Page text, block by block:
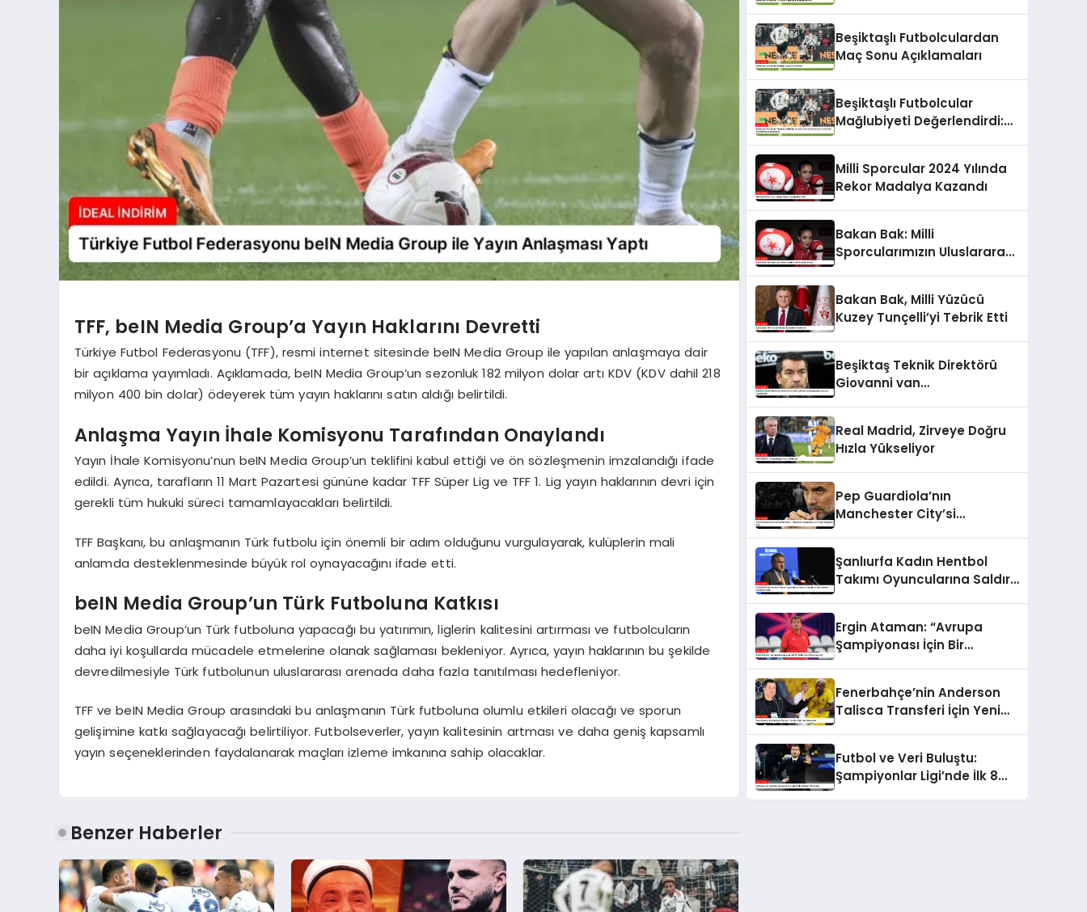
TFF, beIN Media Group’a Yayın Haklarını Devretti
Türkiye Futbol Federasyonu (TFF), resmi internet sitesinde beIN Media Group ile yapılan anlaşmaya dair
bir açıklama yayımladı. Açıklamada, beIN Media Group’un sezonluk 182 milyon dolar artı KDV (KDV dahil 218
milyon 400 bin dolar) ödeyerek tüm yayın haklarını satın aldığı belirtildi.
Anlaşma Yayın İhale Komisyonu Tarafından Onaylandı
Yayın İhale Komisyonu’nun beIN Media Group’un teklifini kabul ettiği ve ön sözleşmenin imzalandığı ifade
edildi. Ayrıca, tarafların 11 Mart Pazartesi gününe kadar TFF Süper Lig ve TFF 1. Lig yayın haklarının devri için
gerekli tüm hukuki süreci tamamlayacakları belirtildi.
TFF Başkanı, bu anlaşmanın Türk futbolu için önemli bir adım olduğunu vurgulayarak, kulüplerin mali
anlamda desteklenmesinde büyük rol oynayacağını ifade etti.
beIN Media Group’un Türk Futboluna Katkısı
beIN Media Group’un Türk futboluna yapacağı bu yatırımın, liglerin kalitesini artırması ve futbolcuların
daha iyi koşullarda mücadele etmelerine olanak sağlaması bekleniyor. Ayrıca, yayın haklarının bu şekilde
devredilmesiyle Türk futbolunun uluslararası arenada daha fazla tanıtılması hedefleniyor.
TFF ve beIN Media Group arasındaki bu anlaşmanın Türk futboluna olumlu etkileri olacağı ve sporun
gelişimine katkı sağlayacağı belirtiliyor. Futbolseverler, yayın kalitesinin artması ve daha geniş kapsamlı
yayın seçeneklerinden faydalanarak maçları izleme imkanına sahip olacaklar.
Benzer Haberler
Beşiktaşlı Futbolculardan
Maç Sonu Açıklamaları
Beşiktaşlı Futbolcular
Mağlubiyeti Değerlendirdi:
Açıklamalar
Milli Sporcular 2024 Yılında
Rekor Madalya Kazandı
Bakan Bak: Milli
Sporcularımızın Uluslararası
Bakan Bak, Milli Yüzücü
Kuzey Tunçelli’yi Tebrik Etti
Beşiktaş Teknik Direktörü
Giovanni van
Real Madrid, Zirveye Doğru
Hızla Yükseliyor
Pep Guardiola’nın
Manchester City’si
Şanlıurfa Kadın Hentbol
Takımı Oyuncularına Saldırı:
Ergin Ataman: “Avrupa
Şampiyonası İçin Bir
Fenerbahçe’nin Anderson
Talisca Transferi İçin Yeni
Futbol ve Veri Buluştu:
Şampiyonlar Ligi’nde İlk 8